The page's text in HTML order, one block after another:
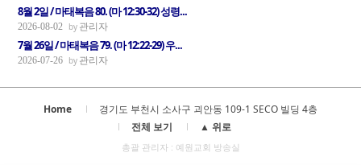
8월 2일 / 마태복음 80. (마 12:30-32) 성령...
2026-08-02 관리자
7월 26일 / 마태복음 79. (마 12:22-29) 우...
2026-07-26 관리자
Home
경기도 부천시 소사구 괴안동 109-1 SECO 빌딩 4층
전체 보기
▲ 위로
총괄 관리자 : 예원교회 방송실